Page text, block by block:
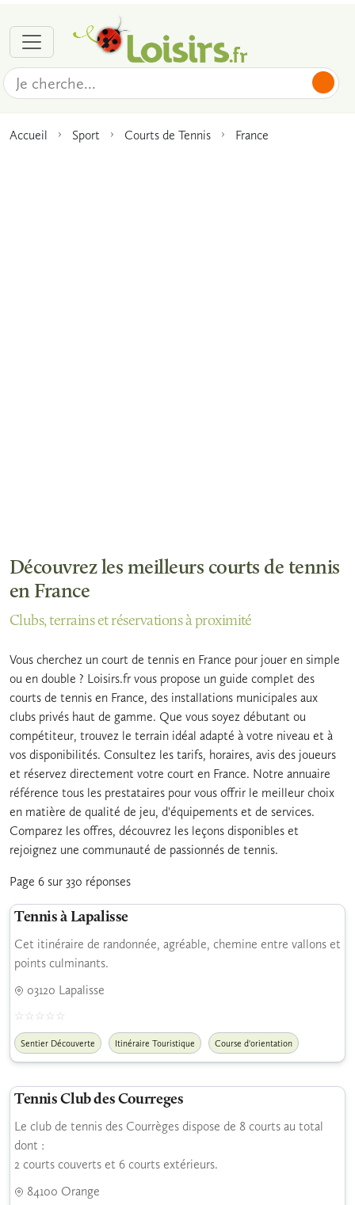
Accueil Sport Courts de Tennis France
Découvrez les meilleurs courts de tennis
en France
Clubs, terrains et réservations à proximité
Vous cherchez un court de tennis en France pour jouer en simple
ou en double ? Loisirs.fr vous propose un guide complet des
courts de tennis en France, des installations municipales aux
clubs privés haut de gamme. Que vous soyez débutant ou
compétiteur, trouvez le terrain idéal adapté à votre niveau et à
vos disponibilités. Consultez les tarifs, horaires, avis des joueurs
et réservez directement votre court en France. Notre annuaire
référence tous les prestataires pour vous offrir le meilleur choix
en matière de qualité de jeu, d'équipements et de services.
Comparez les offres, découvrez les leçons disponibles et
rejoignez une communauté de passionnés de tennis.
Page 6 sur 330 réponses
Tennis à Lapalisse
Cet itinéraire de randonnée, agréable, chemine entre vallons et
points culminants.
03120 Lapalisse
Sentier Découverte Itinéraire Touristique Course d'orientation
Tennis Club des Courreges
Le club de tennis des Courrèges dispose de 8 courts au total
dont :
2 courts couverts et 6 courts extérieurs.
84100 Orange